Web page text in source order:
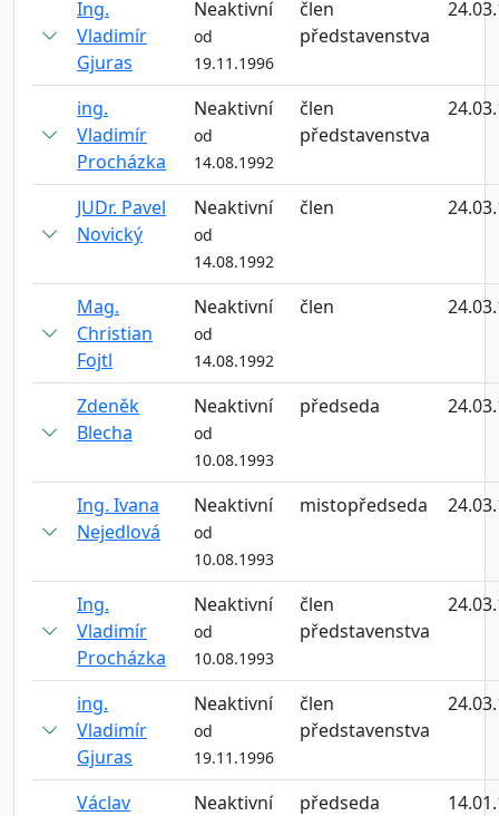
Ing.
Vladimír
Gjuras
Neaktivní
od
19.11.1996
člen
představenstva
ing.
Vladimír
Procházka
Neaktivní
od
14.08.1992
člen
představenstva
JUDr. Pavel
Novický
Neaktivní
od
14.08.1992
člen
Mag.
Christian
Fojtl
Neaktivní
od
14.08.1992
člen
Zdeněk
Blecha
Neaktivní
od
10.08.1993
předseda
Ing. Ivana
Nejedlová
Neaktivní
od
10.08.1993
mistopředseda
Ing.
Vladimír
Procházka
Neaktivní
od
10.08.1993
člen
představenstva
ing.
Vladimír
Gjuras
Neaktivní
od
19.11.1996
člen
představenstva
Václav
Neaktivní předseda